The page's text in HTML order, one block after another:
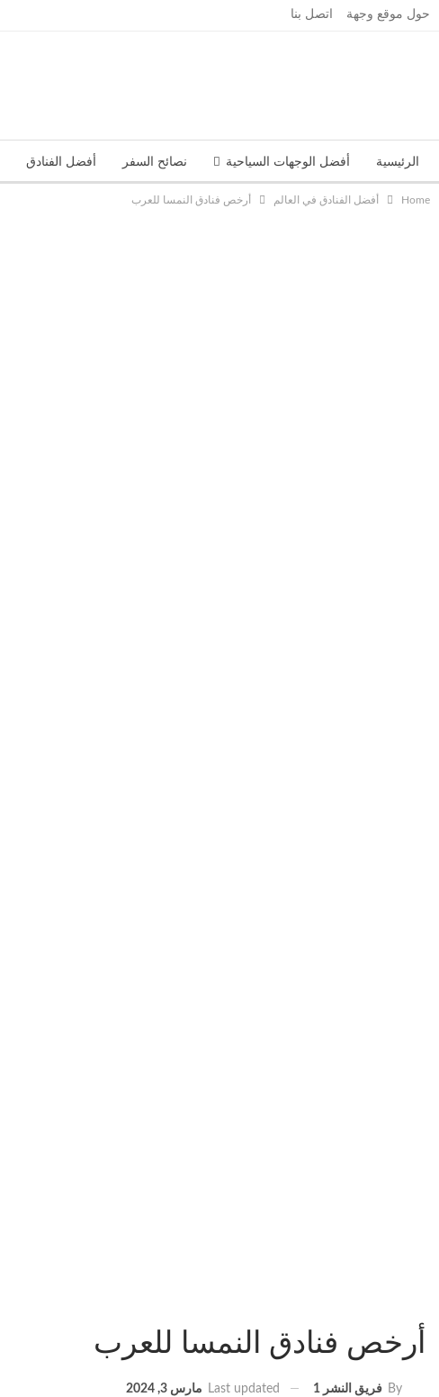
حول موقع وجهة اتصل بنا
الرئيسية أفضل الوجهات السياحية نصائح السفر أفضل الفنادق
Home أفضل الفنادق في العالم أرخص فنادق النمسا للعرب
أرخص فنادق النمسا للعرب
By فريق النشر 1 Last updated مارس 3, 2024